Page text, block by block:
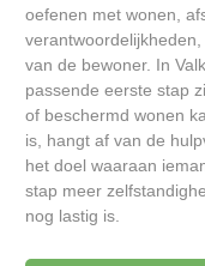
oefenen met wonen,
van de bewoner. In
passende eerste stap
of beschermd wonen
is, hangt af van de
het doel waaraan
stap meer
nog lastig is.